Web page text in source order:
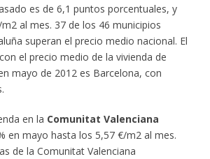
es de 6,1 puntos porcentuales, y
al mes. 37 de los 46 municipios
superan el precio medio nacional. El
el precio medio de la vivienda de
mayo de 2012 es Barcelona, con
en la Comunitat Valenciana
en mayo hasta los 5,57 €/m2 al mes.
de la Comunitat Valenciana